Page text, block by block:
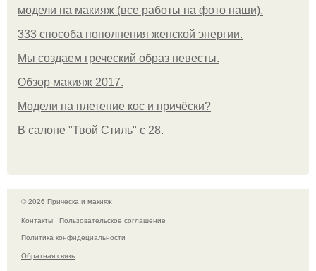
модели на макияж (все работы на фото наши).
333 способа пополнения женской энергии.
Мы создаем греческий образ невесты.
Обзор макияж 2017.
Модели на плетение кос и причёски?
В салоне "Твой Стиль" с 28.
© 2026 Прическа и макияж
Контакты
Пользовательское соглашение
Политика конфидециальности
Обратная связь